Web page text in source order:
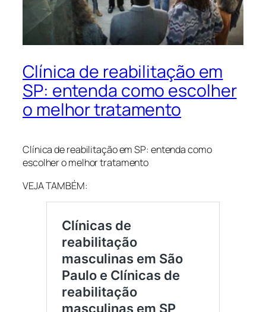
Clínica de reabilitação em
SP: entenda como escolher
o melhor tratamento
Clínica de reabilitação em SP: entenda como
escolher o melhor tratamento
VEJA TAMBÉM: